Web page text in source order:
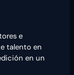
e
talento en
en un